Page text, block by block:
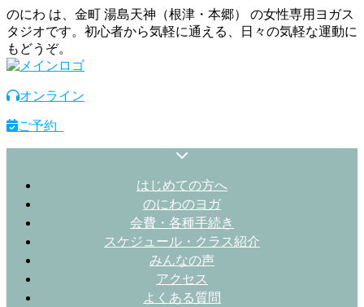
のにわ は、金町 湯島天神（根津・本郷） の女性専用ヨガス
タジオです。初心者から気軽に通える、日々の気軽な運動に
もどうぞ。
オンライン
ご予約
はじめての方へ
のにわのヨガ
会費・各種手続き
スケジュール・クラス紹介
みんなの声
アクセス
よくある質問